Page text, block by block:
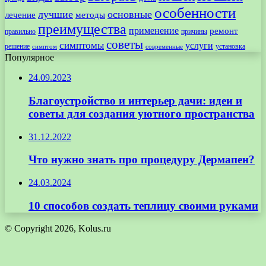
лечение лучшие методы основные особенности
правильно преимущества применение причины ремонт
решение симптом симптомы советы современные услуги установка
Популярное
24.09.2023
Благоустройство и интерьер дачи: идеи и
советы для создания уютного пространства
31.12.2022
Что нужно знать про процедуру Дермапен?
24.03.2024
10 способов создать теплицу своими руками
© Copyright 2026, Kolus.ru